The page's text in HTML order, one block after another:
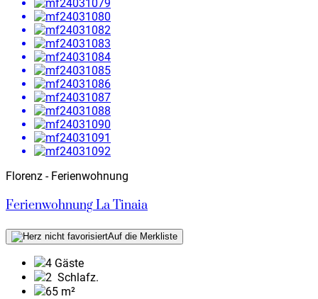
Florenz - Ferienwohnung
Ferienwohnung La Tinaia
Auf die Merkliste
4 Gäste
2 Schlafz.
65 m²